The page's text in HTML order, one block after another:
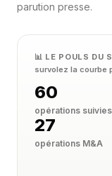
parution presse.
📊 LE POULS DU
survolez la courbe
60
opérations suivies
27
opérations M&A